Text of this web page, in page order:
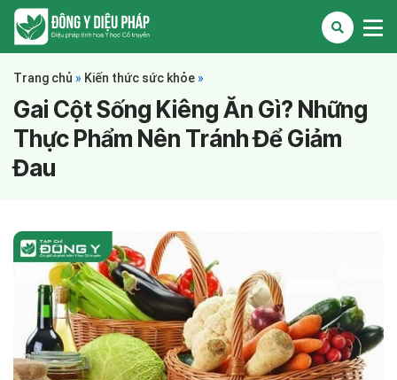
Trang chủ » Kiến thức sức khỏe »
Gai Cột Sống Kiêng Ăn Gì? Những
Thực Phẩm Nên Tránh Để Giảm
Đau